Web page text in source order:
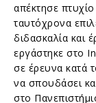
απέκτησε
ταυτόχρονα
διδασκαλία και
εργάστηκε στο
σε έρευνα κατά
να σπουδάσει
στο